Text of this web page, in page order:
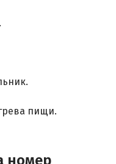
пищи.
номер